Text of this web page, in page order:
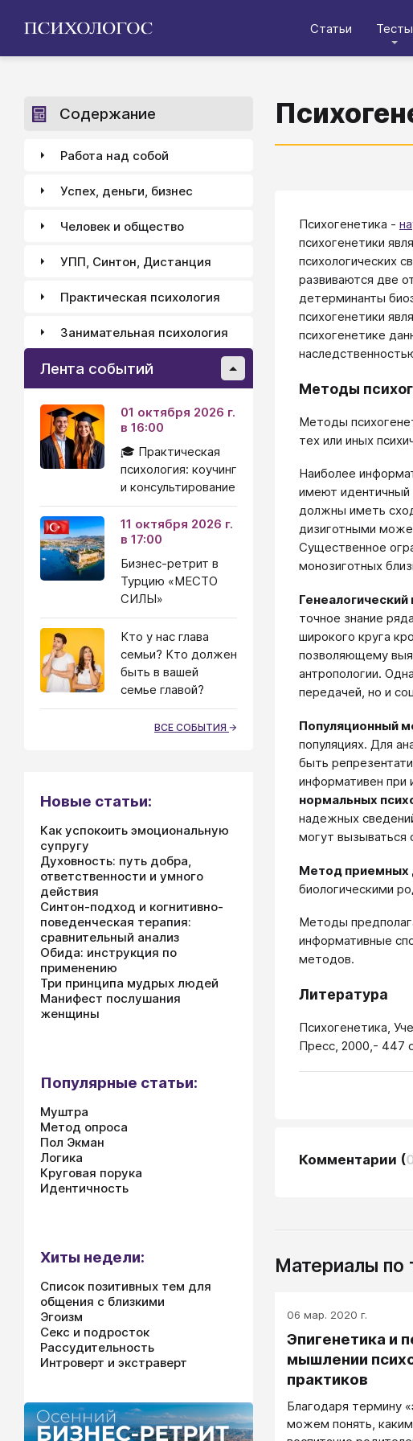
Статьи Тесты
Психогенетика -
психогенетики
психологических
развиваются две
детерминанты
психогенетики
психогенетике
Методы
Методы
тех или иных
Наиболее
имеют идентичный
должны иметь
дизиготными
Существенное
монозиготных
точное знание
широкого круга
позволяющему
антропологии.
передачей, но и
Популяционный
популяциях. Для
быть
информативен при
нормальных
надежных
могут вызываться
Метод приемных
биологическими
Методы
информативные
методов.
Литература
Психогенетика,
Пресс, 2000,- 447
Комментарии (
Материалы по
06 мар. 2020 г.
Эпигенетика и
мышлении
практиков
Благодаря термину
можем понять,
Содержание
Работа над собой
Успех, деньги, бизнес
Человек и общество
УПП, Синтон, Дистанция
Практическая психология
Занимательная психология
Лента событий
01 октября 2026 г.
в 16:00
🎓 Практическая
психология: коучинг
и консультирование
11 октября 2026 г.
в 17:00
Бизнес-ретрит в
Турцию «МЕСТО
СИЛЫ»
Кто у нас глава
семьи? Кто должен
быть в вашей
семье главой?
ВСЕ СОБЫТИЯ
Новые статьи:
Как успокоить эмоциональную
супругу
Духовность: путь добра,
ответственности и умного
действия
Синтон-подход и когнитивно-
поведенческая терапия:
сравнительный анализ
Обида: инструкция по
применению
Три принципа мудрых людей
Манифест послушания
женщины
Популярные статьи:
Муштра
Метод опроса
Пол Экман
Логика
Круговая порука
Идентичность
Хиты недели:
Список позитивных тем для
общения с близкими
Эгоизм
Секс и подросток
Рассудительность
Интроверт и экстраверт